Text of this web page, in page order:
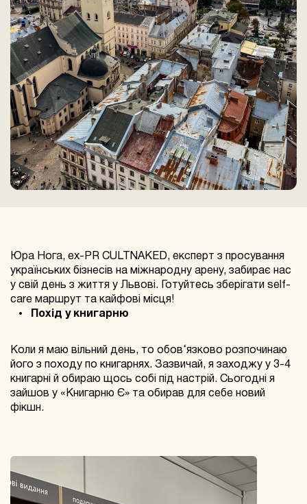
Юра Нога, ex-PR CULTNAKED, експерт з просування
українських бізнесів на міжнародну арену, забирає нас
у свій день з життя у Львові. Готуйтесь зберігати self-
care маршрут та кайфові місця!
Похід у книгарню
Коли я маю вільний день, то обов‘язково розпочинаю
його з походу по книгарнях. Зазвичай, я заходжу у 3-4
книгарні й обираю щось собі під настрій. Сьогодні я
зайшов у «Книгарню Є» та обирав для себе новий
фікшн.